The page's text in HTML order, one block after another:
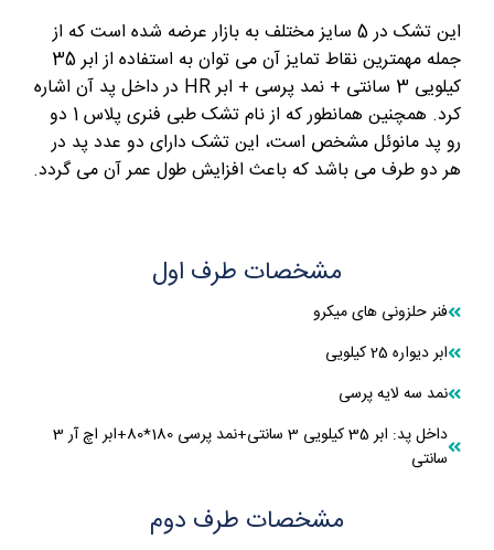
این تشک در 5 سایز مختلف به بازار عرضه شده است که از
جمله مهمترین نقاط تمایز آن می توان به استفاده از ابر 35
کیلویی 3 سانتی + نمد پرسی + ابر HR در داخل پد آن اشاره
کرد. همچنین همانطور که از نام تشک طبی فنری پلاس 1 دو
رو پد مانوئل مشخص است، این تشک دارای دو عدد پد در
هر دو طرف می باشد که باعث افزایش طول عمر آن می گردد.
مشخصات طرف اول
فنر حلزونی های میکرو
ابر دیواره 25 کیلویی
نمد سه لایه پرسی
داخل پد: ابر 35 کیلویی 3 سانتی+نمد پرسی 180*80+ابر اچ آر 3
سانتی
مشخصات طرف دوم